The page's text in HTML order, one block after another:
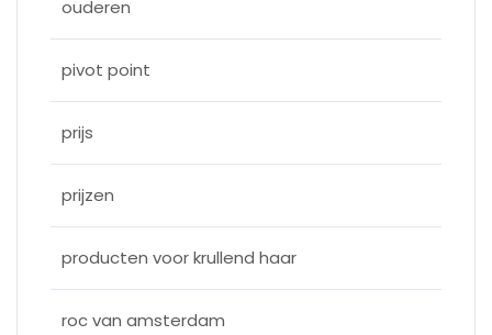
ouderen
pivot point
prijs
prijzen
producten voor krullend haar
roc van amsterdam